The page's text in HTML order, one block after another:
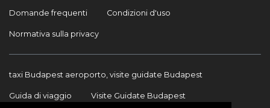
Domande frequenti Condizioni d'uso
Normativa sulla privacy
taxi Budapest aeroporto, visite guidate Budapest
Guida di viaggio Visite Guidate Budapest